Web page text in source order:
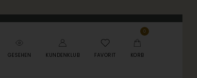
GESEHEN KUNDENKLUB FAVORIT
0
KORB